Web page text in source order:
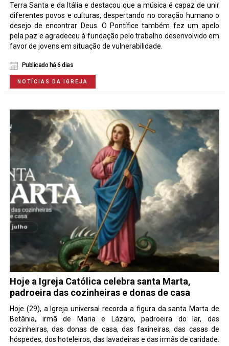
Terra Santa e da Itália e destacou que a música é capaz de unir
diferentes povos e culturas, despertando no coração humano o
desejo de encontrar Deus. O Pontífice também fez um apelo
pela paz e agradeceu à fundação pelo trabalho desenvolvido em
favor de jovens em situação de vulnerabilidade.
Publicado há 6 dias
NOTÍCIAS DA IGREJA
Hoje a Igreja Católica celebra santa Marta,
padroeira das cozinheiras e donas de casa
Hoje (29), a Igreja universal recorda a figura da santa Marta de
Betânia, irmã de Maria e Lázaro, padroeira do lar, das
cozinheiras, das donas de casa, das faxineiras, das casas de
hóspedes, dos hoteleiros, das lavadeiras e das irmãs de caridade.